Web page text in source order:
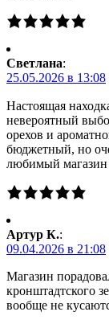
Светлана:
25.05.2026 в 13:08
Настоящая
невероятный
орехов и
бюджетный, но
любимый магазин
Артур К.:
09.04.2026 в 21:08
Магазин
кронштадтского
вообще не